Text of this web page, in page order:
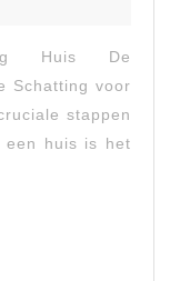
Huis De
Schatting voor
stappen
een huis is het